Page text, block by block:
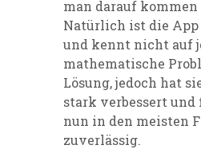
man darauf kommen
Natürlich ist die
und kennt nicht auf
mathematische
Lösung, jedoch hat
stark verbessert
nun in den meisten
zuverlässig.